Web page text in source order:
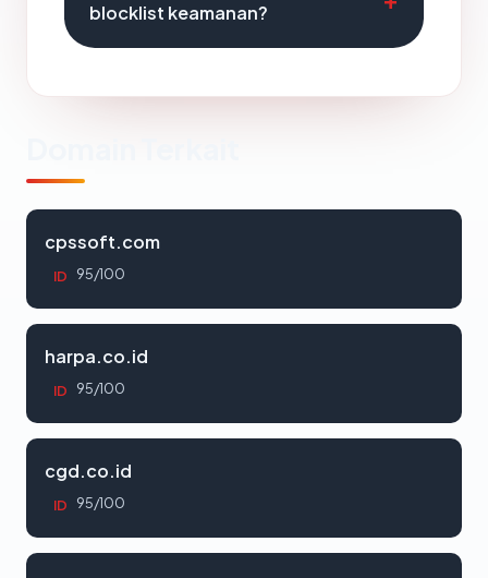
blocklist keamanan?
cpssoft.com
ID 95/100
harpa.co.id
ID 95/100
cgd.co.id
ID 95/100